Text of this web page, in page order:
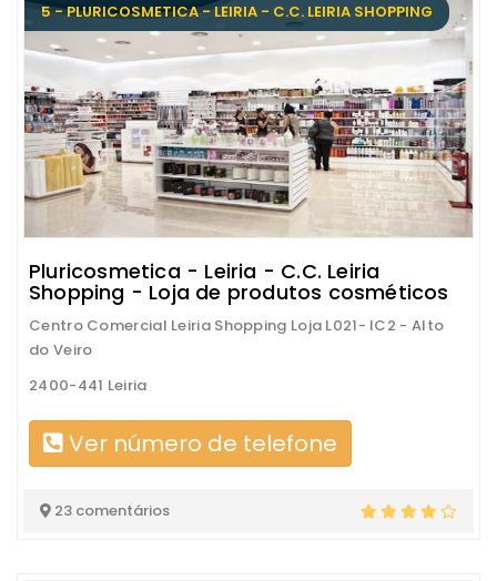
5 - PLURICOSMETICA - LEIRIA - C.C. LEIRIA SHOPPING
Pluricosmetica - Leiria - C.C. Leiria
Shopping - Loja de produtos cosméticos
Centro Comercial Leiria Shopping Loja L021- IC2 - Alto
do Veiro
2400-441 Leiria
Ver número de telefone
23 comentários